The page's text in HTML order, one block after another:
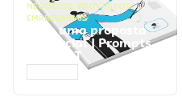
NEGÓCIOS, PROCESSOS
EMPRESARIAIS
Faça uma proposta
comercial | Prompts
ChatGPT